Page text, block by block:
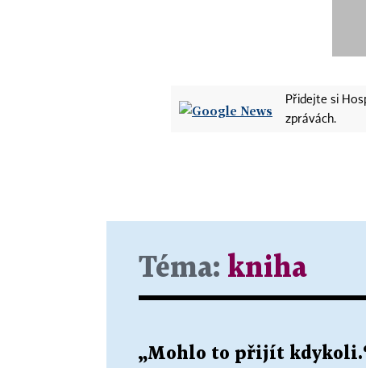
Přidejte si
zprávách.
Téma: kniha
„Mohlo to přijít